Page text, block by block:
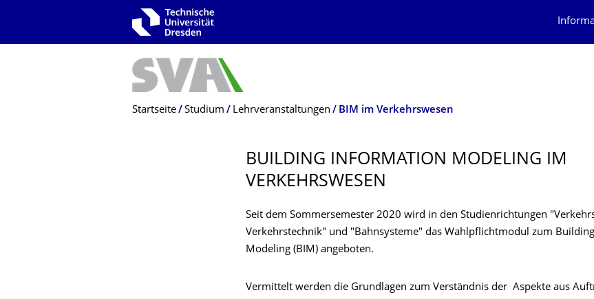
Zur Hauptnavigation springen
Breadcrumb-Menü
Startseite Studium Lehrveranstaltungen BIM im Verkehrswesen
BUILDING INFORMATION MODELING IM
VERKEHRSWESEN
Seit dem Sommersemester 2020 wird in den Studienrichtungen
Verkehrstechnik" und "Bahnsysteme" das Wahlpflichtmodul zum
Modeling (BIM) angeboten.
Vermittelt werden die Grundlagen zum Verständnis der Aspekte aus